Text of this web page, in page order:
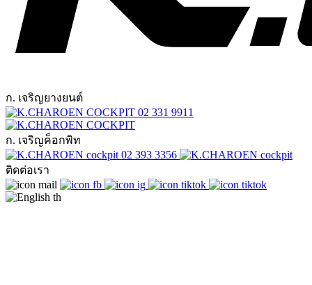
ก. เจริญยางยนต์
02 331 9911
ก. เจริญค็อกพิท
02 393 3356
ติดต่อเรา
th